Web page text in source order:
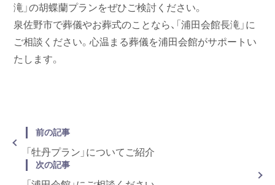
滝」の胡蝶蘭プランをぜひご検討ください。
泉佐野市で葬儀やお葬式のことなら、「浦田会館長滝」に
ご相談ください。心温まる葬儀を浦田会館がサポートい
たします。
前の記事
「牡丹プラン」についてご紹介
次の記事